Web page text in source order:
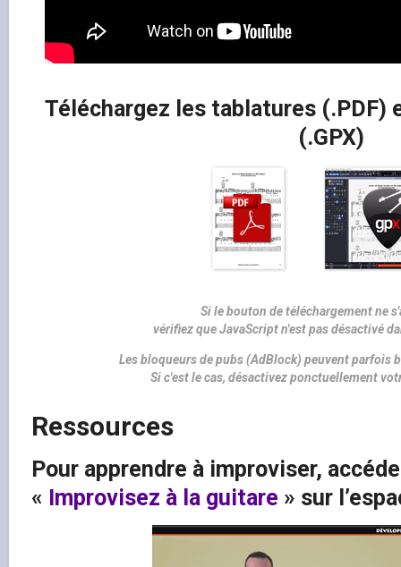
Téléchargez les tablatures
(.GPX)
Si le bouton de téléchargement ne
vérifiez que JavaScript n'est pas désactivé
Les bloqueurs de pubs (AdBlock) peuvent parfois
Si c'est le cas, désactivez ponctuellement
Ressources
Pour apprendre à improviser,
« Improvisez à la guitare » sur